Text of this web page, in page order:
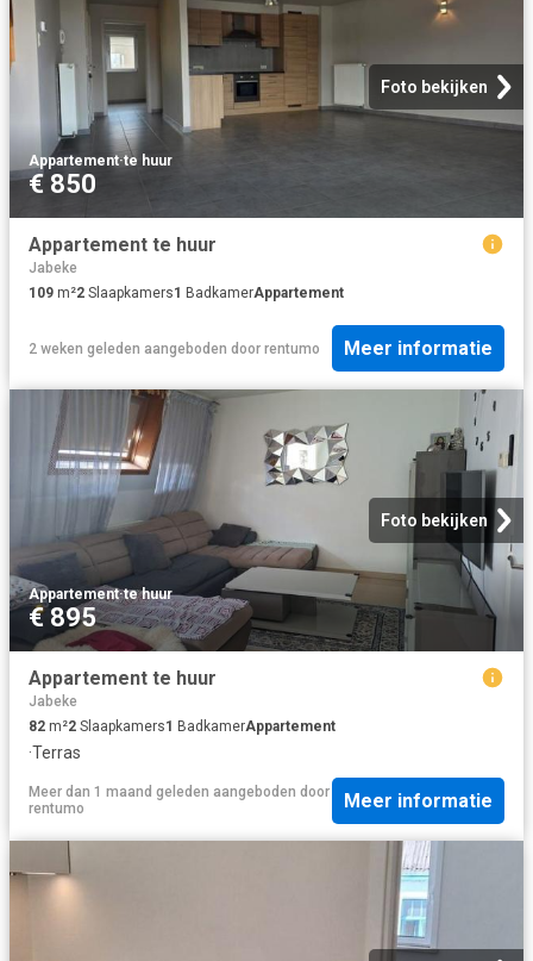
Foto bekijken
Appartement·te huur
€ 850
Appartement te huur
Jabeke
109 m²2 Slaapkamers1 BadkamerAppartement
2 weken geleden aangeboden door rentumo Meer informatie
Foto bekijken
Appartement·te huur
€ 895
Appartement te huur
Jabeke
82 m²2 Slaapkamers1 BadkamerAppartement
·Terras
Meer dan 1 maand geleden aangeboden door
rentumo
Meer informatie